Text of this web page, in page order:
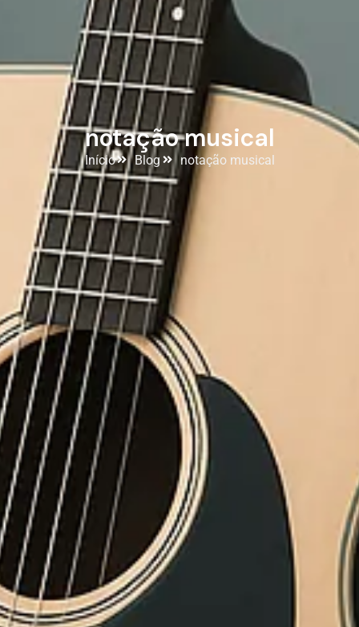
notação musical
Início Blog notação musical